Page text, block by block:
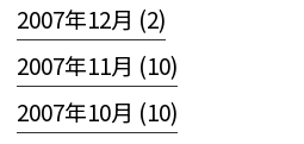
2007年12月 (2)
2007年11月 (10)
2007年10月 (10)